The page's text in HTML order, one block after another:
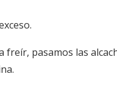
pasamos las